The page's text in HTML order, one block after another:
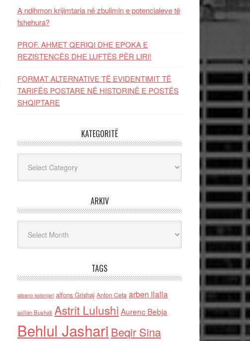
A ndihmon krijimtaria në zbulimin e potencialeve të
fshehura?
PROF. AHMET QERIQI DHE EPOKA E
REZISTENCЁS DHE LUFTЁS PЁR LIRI!
FORMAT ALTERNATIVE TË EVIDENTIMIT TË
TARIFËS POSTARE NË HISTORINË E POSTËS
SHQIPTARE
KATEGORITË
ARKIV
TAGS
albano kolonjari alfons Grishaj Anton Cefa arben llalla
asllan Bushati Astrit Lulushi Aurenc Bebja
Behlul Jashari Beqir Sina